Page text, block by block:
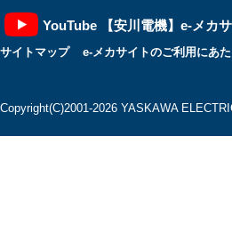
YouTube 【安川電機】e-メカ
サイトマップ e-メカサイトのご利用にあ
Copyright(C)2001‐2026 YASKAWA